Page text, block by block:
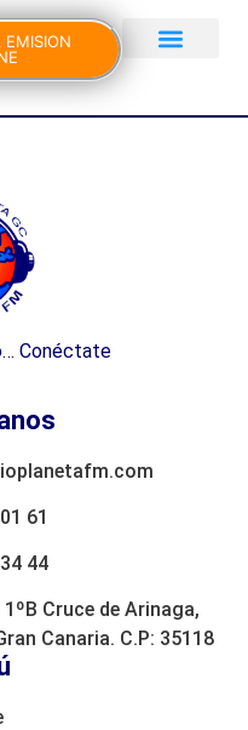
EMISION
Conéctate
61
44
Cruce de Arinaga,
Canaria. C.P: 35118